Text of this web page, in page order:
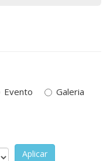
Evento
Galeria
Aplicar